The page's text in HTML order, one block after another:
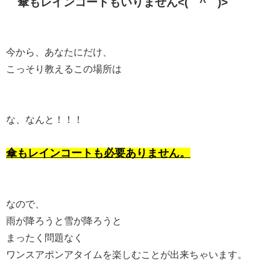
今から、あなたにだけ、
こっそり教えるこの場所は
な、なんと！！！
傘もレインコートも必要ありません。
なので、
雨が降ろうと雪が降ろうと
まったく問題なく
ワンスアポンアタイムを楽しむことが出来ちゃいます。